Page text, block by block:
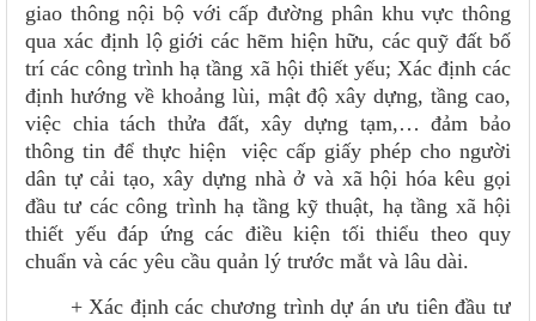
giao thông nội bộ với cấp đường phân khu vực thông
qua xác định lộ giới các hẽm hiện hữu, các quỹ đất bố
trí các công trình hạ tầng xã hội thiết yếu; Xác định các
định hướng về khoảng lùi, mật độ xây dựng, tầng cao,
việc chia tách thửa đất, xây dựng tạm,… đảm bảo
thông tin để thực hiện việc cấp giấy phép cho người
dân tự cải tạo, xây dựng nhà ở và xã hội hóa kêu gọi
đầu tư các công trình hạ tầng kỹ thuật, hạ tầng xã hội
thiết yếu đáp ứng các điều kiện tối thiểu theo quy
chuẩn và các yêu cầu quản lý trước mắt và lâu dài.
+ Xác định các chương trình dự án ưu tiên đầu tư